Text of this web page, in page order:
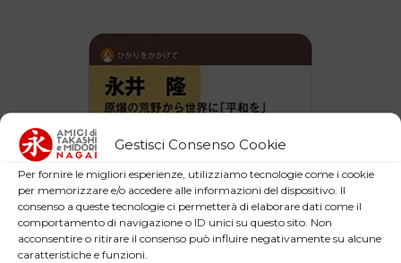
Gestisci Consenso Cookie
Per fornire le migliori esperienze, utilizziamo tecnologie come i cookie
per memorizzare e/o accedere alle informazioni del dispositivo. Il
consenso a queste tecnologie ci permetterà di elaborare dati come il
comportamento di navigazione o ID unici su questo sito. Non
acconsentire o ritirare il consenso può influire negativamente su alcune
caratteristiche e funzioni.